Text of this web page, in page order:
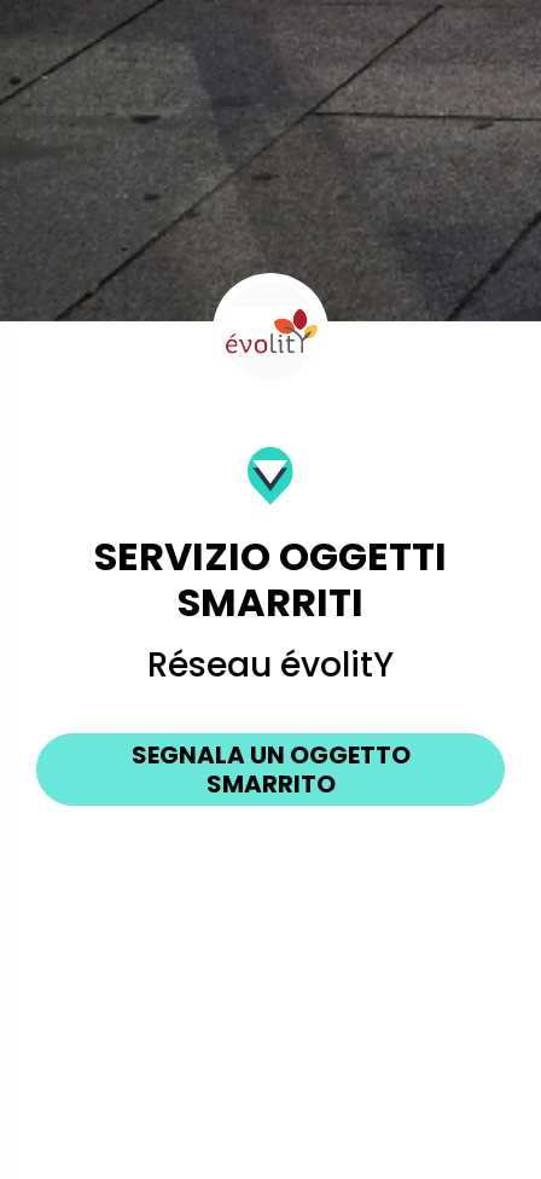
SERVIZIO OGGETTI
SMARRITI
Réseau évolitY
SEGNALA UN OGGETTO
SMARRITO